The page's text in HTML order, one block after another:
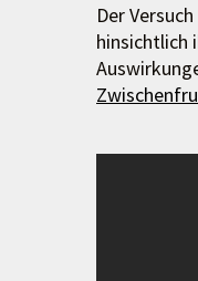
Der
hinsichtlich